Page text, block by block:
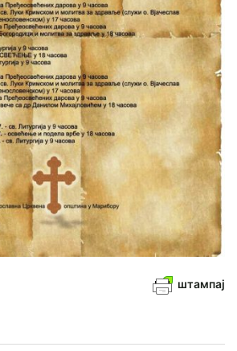
штампај